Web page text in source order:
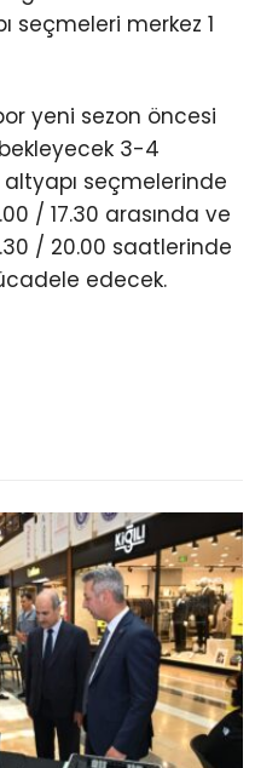
seçmeleri merkez 1
yeni sezon öncesi
3-4
seçmelerinde
/ 17.30 arasında ve
/ 20.00 saatlerinde
edecek.